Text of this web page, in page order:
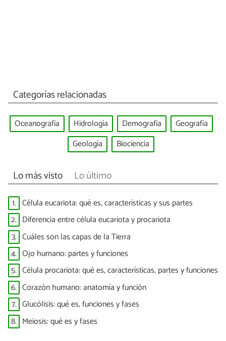
Categorías relacionadas
Oceanografía Hidrología Demografía
Geografía
Geología
Biociencia
Lo más visto Lo último
1. Célula eucariota: qué es, características y sus partes
2. Diferencia entre célula eucariota y procariota
3. Cuáles son las capas de la Tierra
4. Ojo humano: partes y funciones
5. Célula procariota: qué es, características, partes y funciones
6. Corazón humano: anatomía y función
7. Glucólisis: qué es, funciones y fases
8. Meiosis: qué es y fases